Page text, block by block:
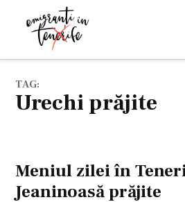
in
TAG:
urechi prăjite
Meniul zilei în
Jeaninoasă prăjite